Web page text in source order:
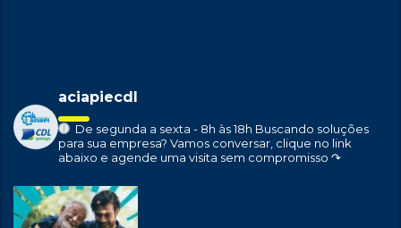
aciapiecdl
De segunda a sexta - 8h às 18h Buscando soluções
para sua empresa? Vamos conversar, clique no link
abaixo e agende uma visita sem compromisso ↷